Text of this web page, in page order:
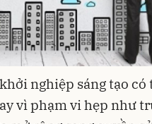
nghiệp sáng tạo có
vì phạm vi hẹp như